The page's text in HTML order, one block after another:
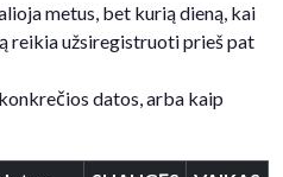
metus, bet kurią dieną, kai
reikia užsiregistruoti prieš pat
datos, arba kaip